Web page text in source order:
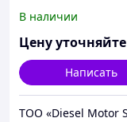
В наличии
Цену уточняйте
Написать